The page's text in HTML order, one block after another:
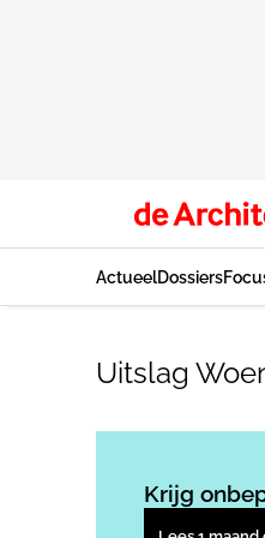
ActueelDossiers
Uitslag
Krijg